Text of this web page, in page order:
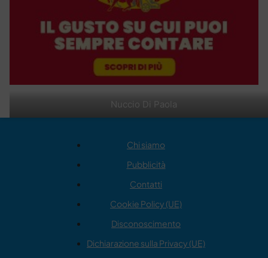
Nuccio Di Paola
Chi siamo
Pubblicità
Contatti
Cookie Policy (UE)
Disconoscimento
Dichiarazione sulla Privacy (UE)